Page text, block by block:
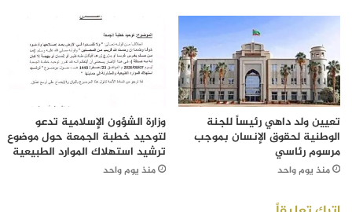
تعيين ولد داهي رئيساً للجنة
الوطنية لحقوق الإنسان بموجب
مرسوم رئاسي
منذ يوم واحد
وزارة الشؤون الإسلامية تدعو
لتوحيد خطبة الجمعة حول موضوع
ترشيد استهلاك الموارد الطبيعية
منذ يوم واحد